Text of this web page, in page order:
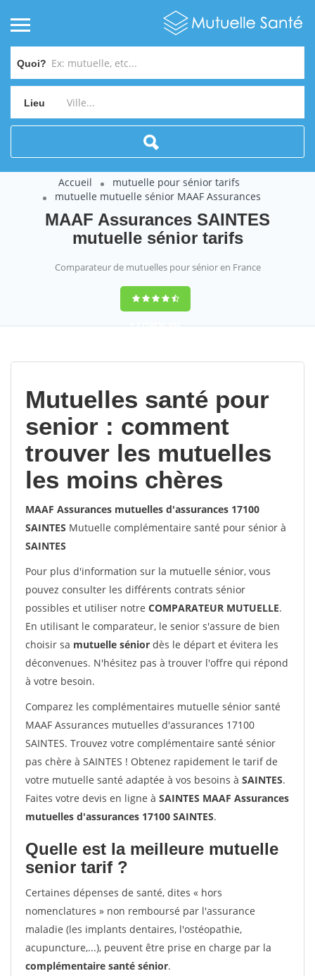
Quoi?
Lieu
Accueil
mutuelle pour sénior tarifs
mutuelle mutuelle sénior MAAF Assurances
MAAF Assurances SAINTES
mutuelle sénior tarifs
Comparateur de mutuelles pour sénior en France
9,2(100%)452
Mutuelles santé pour
senior : comment
trouver les mutuelles
les moins chères
MAAF Assurances mutuelles d'assurances 17100
SAINTES Mutuelle complémentaire santé pour sénior à
SAINTES
Pour plus d'information sur la mutuelle sénior, vous
pouvez consulter les différents contrats sénior
possibles et utiliser notre COMPARATEUR MUTUELLE.
En utilisant le comparateur, le senior s'assure de bien
choisir sa mutuelle sénior dès le départ et évitera les
déconvenues. N'hésitez pas à trouver l'offre qui répond
à votre besoin.
Comparez les complémentaires mutuelle sénior santé
MAAF Assurances mutuelles d'assurances 17100
SAINTES. Trouvez votre complémentaire santé sénior
pas chère à SAINTES ! Obtenez rapidement le tarif de
votre mutuelle santé adaptée à vos besoins à SAINTES.
Faites votre devis en ligne à SAINTES MAAF Assurances
mutuelles d'assurances 17100 SAINTES.
Quelle est la meilleure mutuelle
senior tarif ?
Certaines dépenses de santé, dites « hors
nomenclatures » non remboursé par l'assurance
maladie (les implants dentaires, l'ostéopathie,
acupuncture,...), peuvent être prise en charge par la
complémentaire santé sénior.